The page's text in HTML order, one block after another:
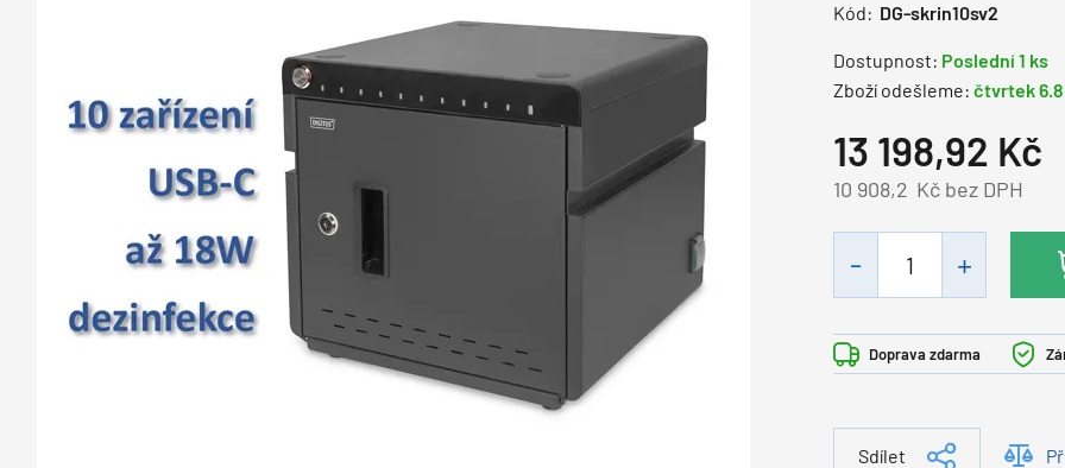
Kód: DG-skrin10sv2
Dostupnost: Poslední 1 ks
Zboží odešleme: čtvrtek
13 198,92 Kč
Kč bez DPH
10 908,2
Doprava zdarma
Sdílet